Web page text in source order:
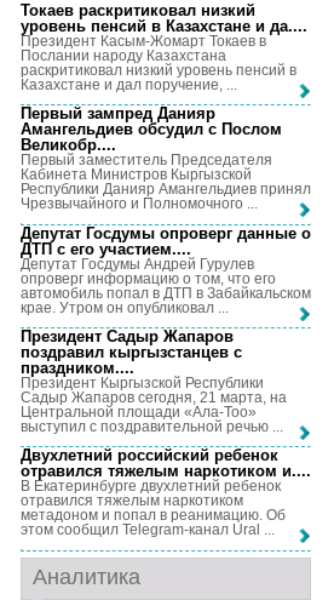
Токаев раскритиковал низкий
уровень пенсий в Казахстане и да....
Президент Касым-Жомарт Токаев в
Послании народу Казахстана
раскритиковал низкий уровень пенсий в
Казахстане и дал поручение, ...
Первый зампред Данияр
Амангельдиев обсудил с Послом
Великобр....
Первый заместитель Председателя
Кабинета Министров Кыргызской
Республики Данияр Амангельдиев принял
Чрезвычайного и Полномочного ...
Депутат Госдумы опроверг данные о
ДТП с его участием....
Депутат Госдумы Андрей Гурулев
опроверг информацию о том, что его
автомобиль попал в ДТП в Забайкальском
крае. Утром он опубликовал ...
Президент Садыр Жапаров
поздравил кыргызстанцев с
праздником....
Президент Кыргызской Республики
Садыр Жапаров сегодня, 21 марта, на
Центральной площади «Ала-Тоо»
выступил с поздравительной речью ...
Двухлетний российский ребенок
отравился тяжелым наркотиком и....
В Екатеринбурге двухлетний ребенок
отравился тяжелым наркотиком
метадоном и попал в реанимацию. Об
этом сообщил Telegram-канал Ural ...
Аналитика